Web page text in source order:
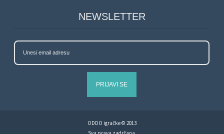
NEWSLETTER
PRIJAVI SE
ODDO igračke © 2013